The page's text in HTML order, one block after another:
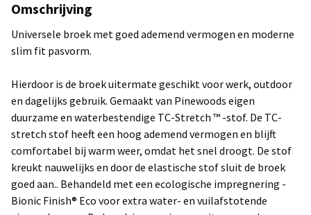
Omschrijving
Universele broek met goed ademend vermogen en moderne
slim fit pasvorm.
Hierdoor is de broek uitermate geschikt voor werk, outdoor
en dagelijks gebruik. Gemaakt van Pinewoods eigen
duurzame en waterbestendige TC-Stretch ™ -stof. De TC-
stretch stof heeft een hoog ademend vermogen en blijft
comfortabel bij warm weer, omdat het snel droogt. De stof
kreukt nauwelijks en door de elastische stof sluit de broek
goed aan.. Behandeld met een ecologische impregnering -
Bionic Finish® Eco voor extra water- en vuilafstotende